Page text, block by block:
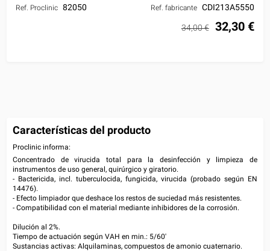
Características del producto
Proclinic informa:
Concentrado de virucida total para la desinfección y limpieza de
instrumentos de uso general, quirúrgico y giratorio.
- Bactericida, incl. tuberculocida, fungicida, virucida (probado según EN
14476).
- Efecto limpiador que deshace los restos de suciedad más resistentes.
- Compatibilidad con el material mediante inhibidores de la corrosión.
Dilución al 2%.
Tiempo de actuación según VAH en min.: 5/60'
Sustancias activas: Alquilaminas, compuestos de amonio cuaternario.
Ref. Proclinic 82050 Ref. fabricante CDI213A5550
34,00 € 32,30 €